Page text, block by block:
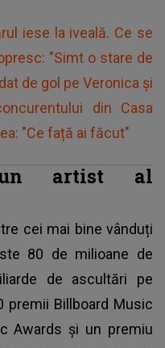
iese la iveală. Ce se
"Simt o stare de
de gol pe Veronica și
din Casa
"Ce față ai făcut"
un artist al
cei mai bine vânduți
80 de milioane de
de ascultări pe
premii Billboard Music
Awards și un premiu